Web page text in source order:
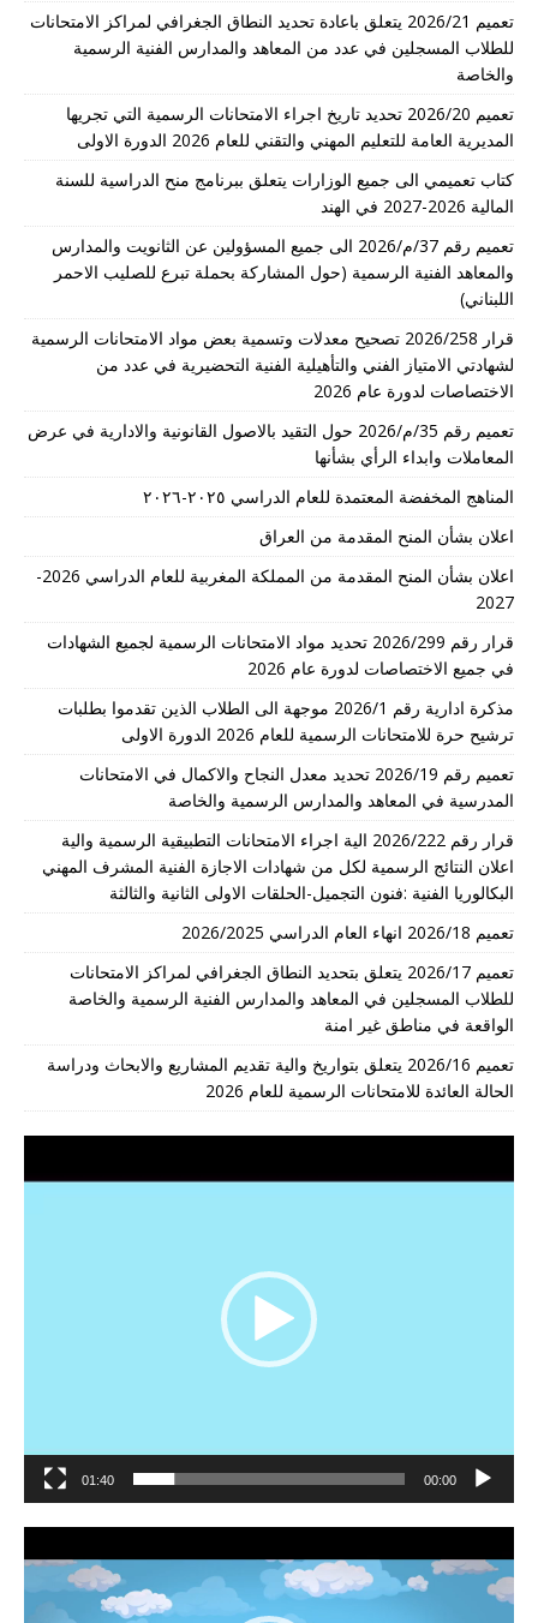
تعميم 2026/21 يتعلق باعادة تحديد النطاق الجغرافي لمراكز الامتحانات
للطلاب المسجلين في عدد من المعاهد والمدارس الفنية الرسمية
والخاصة
تعميم 2026/20 تحديد تاريخ اجراء الامتحانات الرسمية التي تجريها
المديرية العامة للتعليم المهني والتقني للعام 2026 الدورة الاولى
كتاب تعميمي الى جميع الوزارات يتعلق ببرنامج منح الدراسية للسنة
المالية 2026-2027 في الهند
تعميم رقم 37/م/2026 الى جميع المسؤولين عن الثانويت والمدارس
والمعاهد الفنية الرسمية (حول المشاركة بحملة تبرع للصليب الاحمر
اللبناني)
قرار 2026/258 تصحيح معدلات وتسمية بعض مواد الامتحانات الرسمية
لشهادتي الامتياز الفني والتأهيلية الفنية التحضيرية في عدد من
الاختصاصات لدورة عام 2026
تعميم رقم 35/م/2026 حول التقيد بالاصول القانونية والادارية في عرض
المعاملات وابداء الرأي بشأنها
المناهج المخفضة المعتمدة للعام الدراسي ٢٠٢٥-٢٠٢٦
اعلان بشأن المنح المقدمة من العراق
اعلان بشأن المنح المقدمة من المملكة المغربية للعام الدراسي 2026-
2027
قرار رقم 2026/299 تحديد مواد الامتحانات الرسمية لجميع الشهادات
في جميع الاختصاصات لدورة عام 2026
مذكرة ادارية رقم 2026/1 موجهة الى الطلاب الذين تقدموا بطلبات
ترشيح حرة للامتحانات الرسمية للعام 2026 الدورة الاولى
تعميم رقم 2026/19 تحديد معدل النجاح والاكمال في الامتحانات
المدرسية في المعاهد والمدارس الرسمية والخاصة
قرار رقم 2026/222 الية اجراء الامتحانات التطبيقية الرسمية والية
اعلان النتائج الرسمية لكل من شهادات الاجازة الفنية المشرف المهني
البكالوريا الفنية :فنون التجميل-الحلقات الاولى الثانية والثالثة
تعميم 2026/18 انهاء العام الدراسي 2026/2025
تعميم 2026/17 يتعلق بتحديد النطاق الجغرافي لمراكز الامتحانات
للطلاب المسجلين في المعاهد والمدارس الفنية الرسمية والخاصة
الواقعة في مناطق غير امنة
تعميم 2026/16 يتعلق بتواريخ والية تقديم المشاريع والابحاث ودراسة
الحالة العائدة للامتحانات الرسمية للعام 2026
00:00
01:40
الفيديو